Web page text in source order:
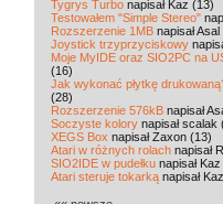
Tygrys Turbo napisał Kaz (13)
Testowałem "Simple Stereo"
Rozszerzenie 1MB napisał
Joystick trzyprzyciskowy
Moje MyIDE oraz SIO2PC na
(16)
Jak wykonać płytkę
(28)
Rozszerzenie 576kB napisał
Soczyste kolory napisał scalak
XEGS Box napisał Zaxon (13)
Atari w różnych rolach napisał
SIO2IDE w pudełku napisał
Atari steruje tokarką napisał